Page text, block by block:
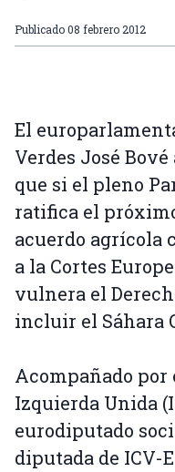
Publicado08 febrero 2012
El
Verdes José
que si el pleno
ratifica el
acuerdo agrícola
a la Cortes
vulnera el
incluir el Sáhara
Acompañado por
Izquierda Unida
eurodiputado
diputada de ICV-